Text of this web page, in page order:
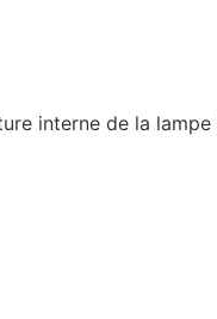
interne de la